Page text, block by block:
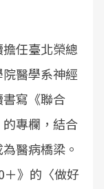
任臺北榮總
醫學系神經
寫《聯合
專欄，結合
醫病橋梁。
＋》的〈做好